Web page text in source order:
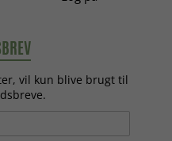
vil kun blive brugt til